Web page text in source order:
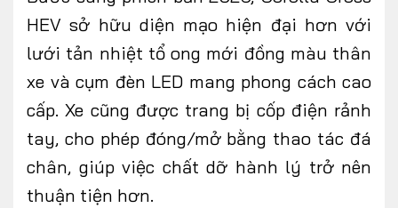
HEV sở hữu diện mạo hiện đại hơn với
lưới tản nhiệt tổ ong mới đồng màu thân
xe và cụm đèn LED mang phong cách cao
cấp. Xe cũng được trang bị cốp điện rảnh
tay, cho phép đóng/mở bằng thao tác đá
chân, giúp việc chất dỡ hành lý trở nên
thuận tiện hơn.